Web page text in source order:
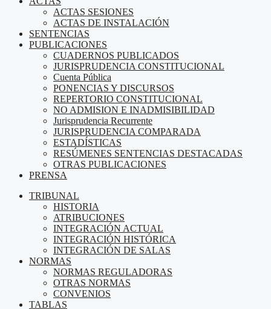
ACTAS SESIONES
ACTAS DE INSTALACIÓN
SENTENCIAS
PUBLICACIONES
CUADERNOS PUBLICADOS
JURISPRUDENCIA CONSTITUCIONAL
Cuenta Pública
PONENCIAS Y DISCURSOS
REPERTORIO CONSTITUCIONAL
NO ADMISION E INADMISIBILIDAD
Jurisprudencia Recurrente
JURISPRUDENCIA COMPARADA
ESTADÍSTICAS
RESÚMENES SENTENCIAS DESTACADAS
OTRAS PUBLICACIONES
PRENSA
TRIBUNAL
HISTORIA
ATRIBUCIONES
INTEGRACIÓN ACTUAL
INTEGRACIÓN HISTÓRICA
INTEGRACIÓN DE SALAS
NORMAS
NORMAS REGULADORAS
OTRAS NORMAS
CONVENIOS
TABLAS